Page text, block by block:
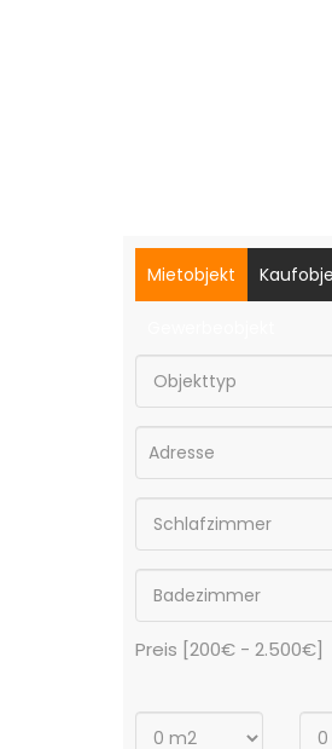
Mietobjekt
Preis [200€ - 2.500€]